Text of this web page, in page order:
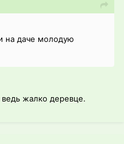
на даче молодую
жалко деревце.